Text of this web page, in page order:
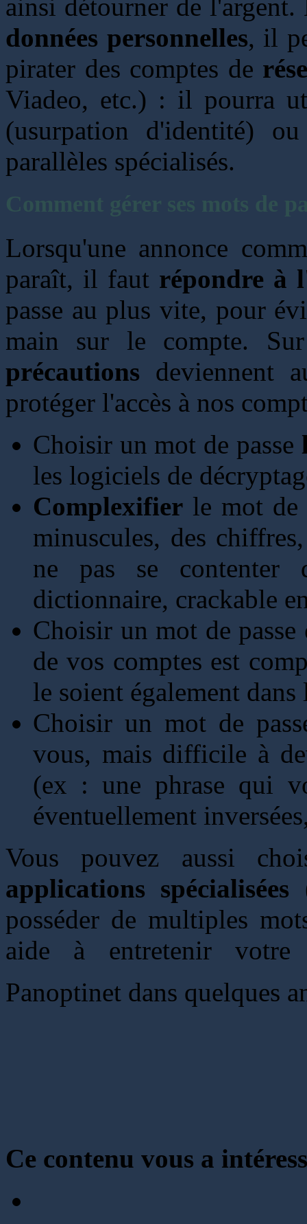
ainsi détourner de l'argent.
données personnelles, il
pirater des comptes de
Viadeo, etc.) : il pourra
(usurpation d'identité)
parallèles spécialisés.
Comment gérer ses mots de
Lorsqu'une annonce
paraît, il faut répondre à
passe au plus vite, pour
main sur le compte.
précautions deviennent
protéger l'accès à nos
Choisir un mot de passe
les logiciels de
Complexifier le mot de
minuscules, des
ne pas se contenter
dictionnaire, crackable
Choisir un mot de passe
de vos comptes est
le soient également
Choisir un mot de
vous, mais difficile à
(ex : une phrase qui
éventuellement
Vous pouvez aussi
applications spécialisées
posséder de multiples
aide à entretenir votre
Panoptinet dans quelques
Ce contenu vous a